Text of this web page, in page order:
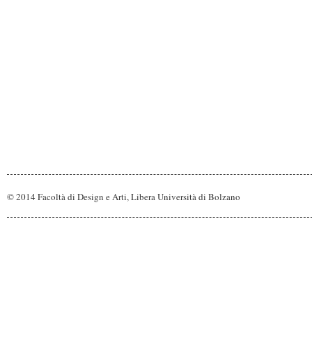
© 2014 Facoltà di Design e Arti, Libera Università di Bolzano